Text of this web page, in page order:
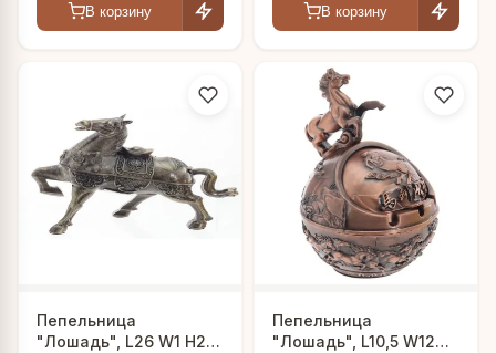
В корзину В корзину
Пепельница
"Лошадь", L26 W1 H21
Пепельница
"Лошадь", L10,5 W12